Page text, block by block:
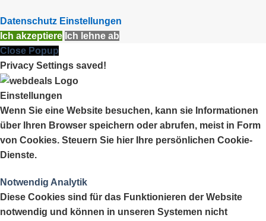
Datenschutz Einstellungen
Ich akzeptiere Ich lehne ab
Close Popup
Privacy Settings saved!
Einstellungen
Wenn Sie eine Website besuchen, kann sie Informationen
über Ihren Browser speichern oder abrufen, meist in Form
von Cookies. Steuern Sie hier Ihre persönlichen Cookie-
Dienste.
Notwendig Analytik
Diese Cookies sind für das Funktionieren der Website
notwendig und können in unseren Systemen nicht